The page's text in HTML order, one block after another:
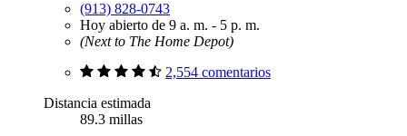
(913) 828-0743
Hoy abierto de 9 a. m. - 5 p. m.
(Next to The Home Depot)
2,554 comentarios
Distancia estimada
89.3 millas